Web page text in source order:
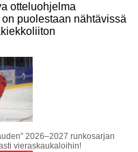
otteluohjelma
puolestaan nähtävissä
2026–2027 runkosarjan
vieraskaukaloihin!